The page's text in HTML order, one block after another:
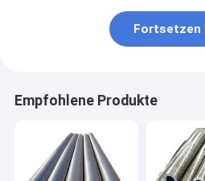
Fortsetzen
Empfohlene Produkte